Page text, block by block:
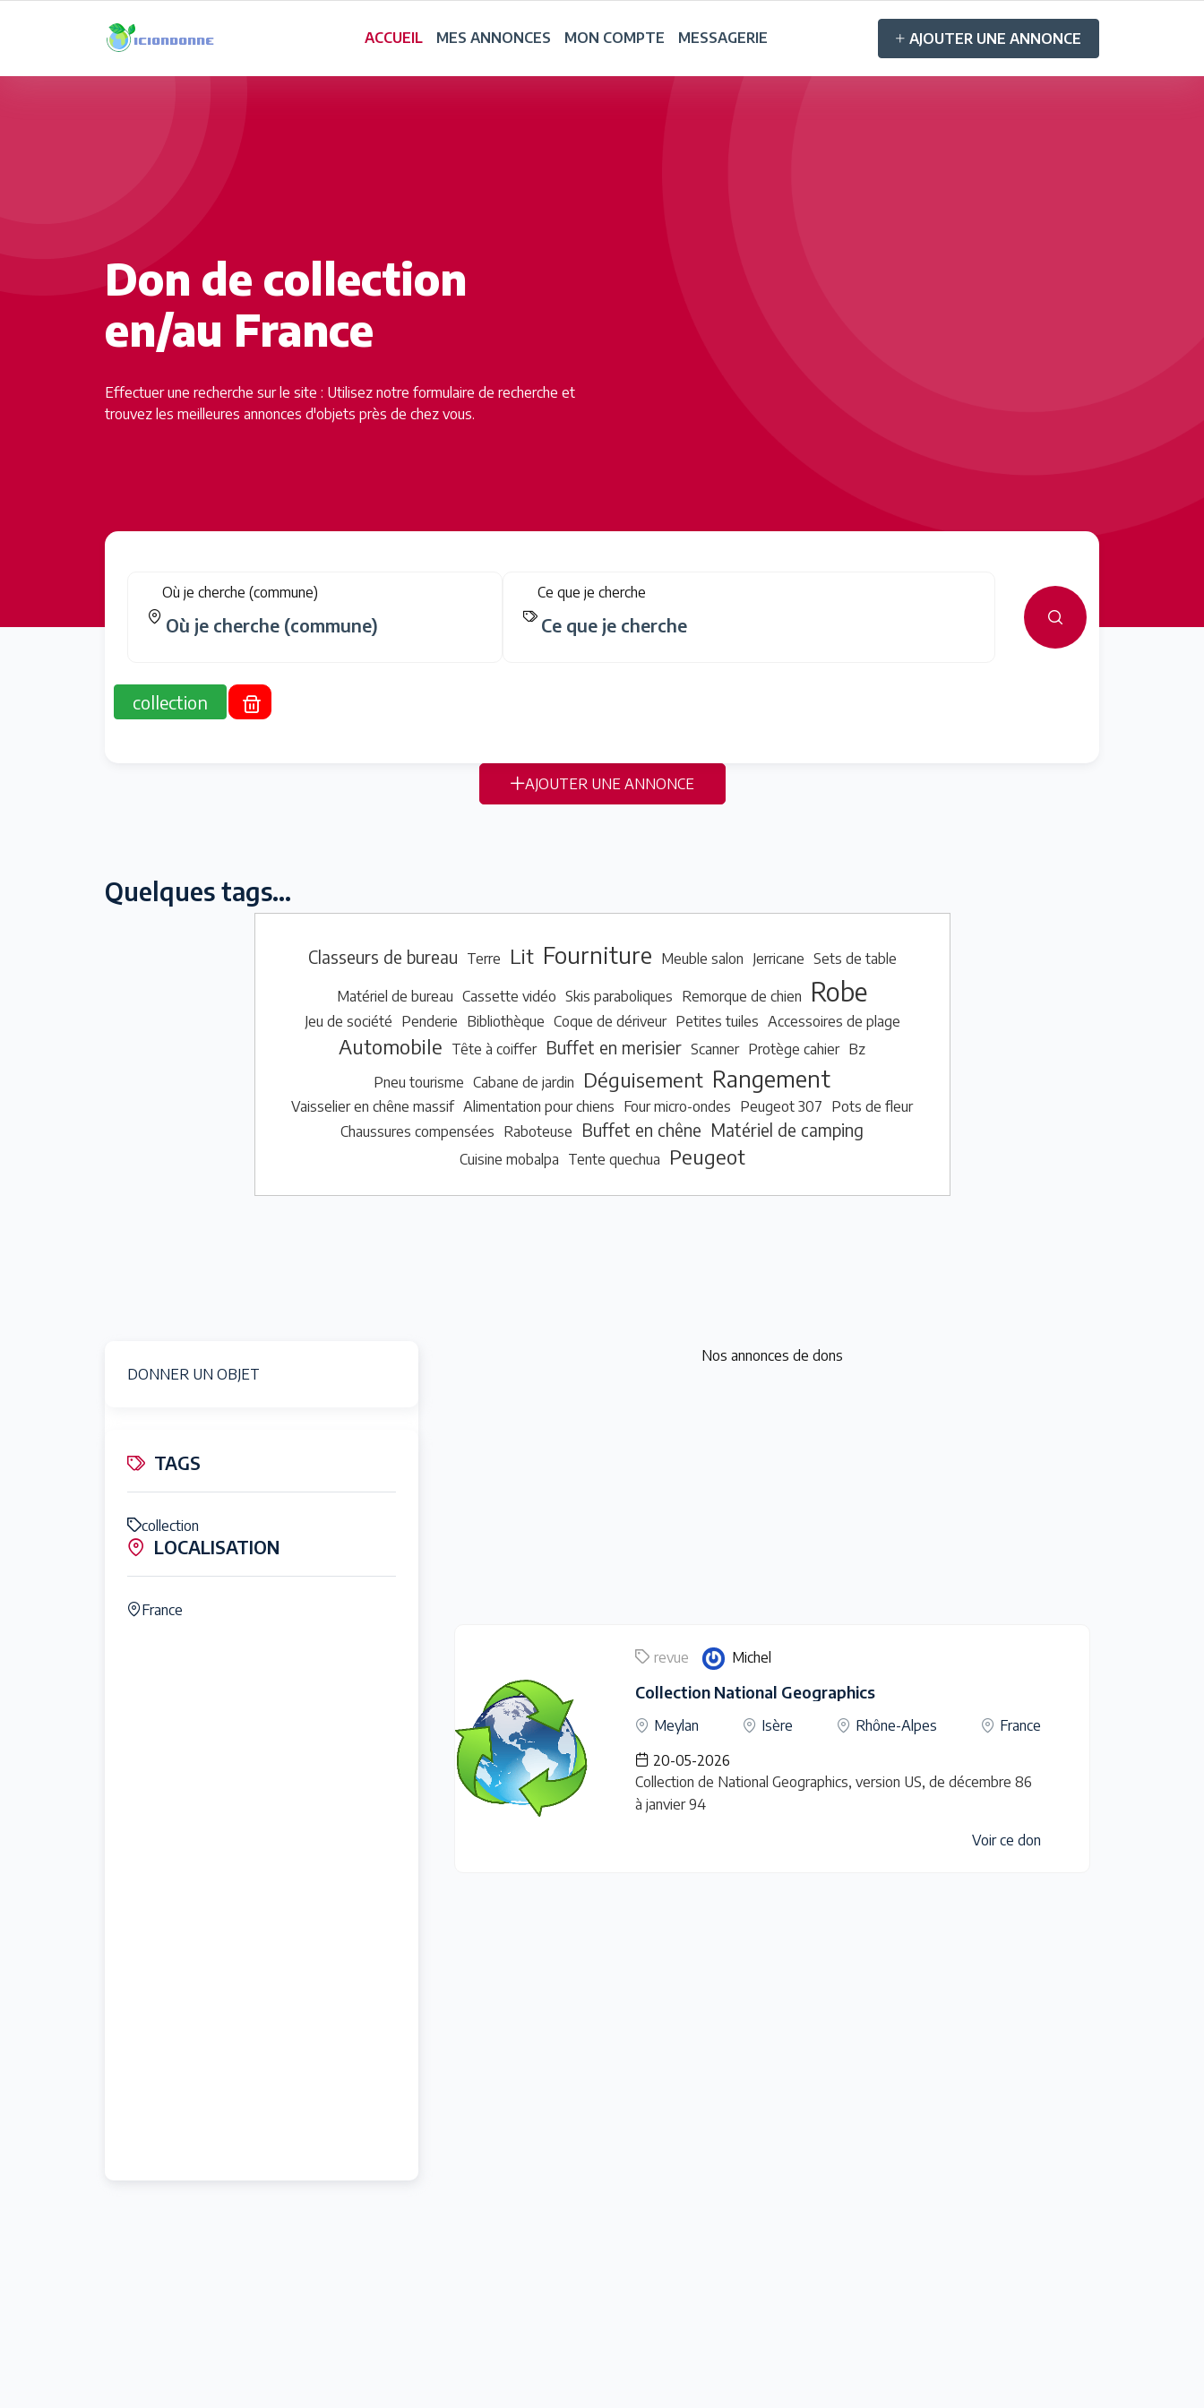
ACCUEIL MES ANNONCES MON COMPTE MESSAGERIE AJOUTER UNE ANNONCE
Don de collection
en/au France
Effectuer une recherche sur le site : Utilisez notre formulaire de recherche et
trouvez les meilleures annonces d'objets près de chez vous.
Où je cherche (commune) Ce que je cherche
collection
AJOUTER UNE ANNONCE
Quelques tags...
Classeurs de bureau Terre Lit Fourniture Meuble salon Jerricane Sets de table
Matériel de bureau Cassette vidéo Skis paraboliques Remorque de chien Robe
Jeu de société Penderie Bibliothèque Coque de dériveur Petites tuiles Accessoires de plage
Automobile Tête à coiffer Buffet en merisier Scanner Protège cahier Bz
Pneu tourisme Cabane de jardin Déguisement Rangement
Vaisselier en chêne massif Alimentation pour chiens Four micro-ondes Peugeot 307 Pots de fleur
Chaussures compensées Raboteuse Buffet en chêne Matériel de camping
Cuisine mobalpa Tente quechua Peugeot
DONNER UN OBJET
TAGS
collection
LOCALISATION
France
Nos annonces de dons
revue Michel
Collection National Geographics
Meylan Isère Rhône-Alpes
France
20-05-2026
Collection de National Geographics, version US, de décembre 86
à janvier 94
Voir ce don